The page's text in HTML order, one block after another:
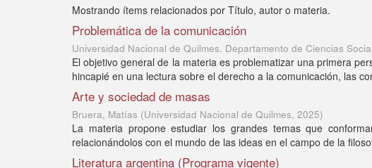
Mostrando ítems relacionados por Título, autor o materia.
Problemática de la comunicación
Universidad Nacional de Quilmes. Departamento de Ciencias
El objetivo general de la materia es problematizar una primera
hincapié en una lectura sobre el derecho a la comunicación, las
Arte y sociedad de masas
Bruera, Matías (Universidad Nacional de Quilmes, 2025)
La materia propone estudiar los grandes temas que
relacionándolos con el mundo de las ideas en el campo de la
Literatura argentina (Programa vigente)